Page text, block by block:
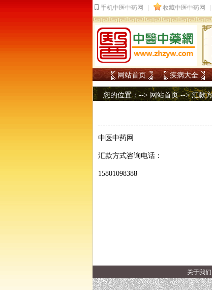
网站首页 疾病大全
您的位置：--> 网站首页--> 汇款
中医中药网
汇款方式咨询电话：
15801098388
关于我们